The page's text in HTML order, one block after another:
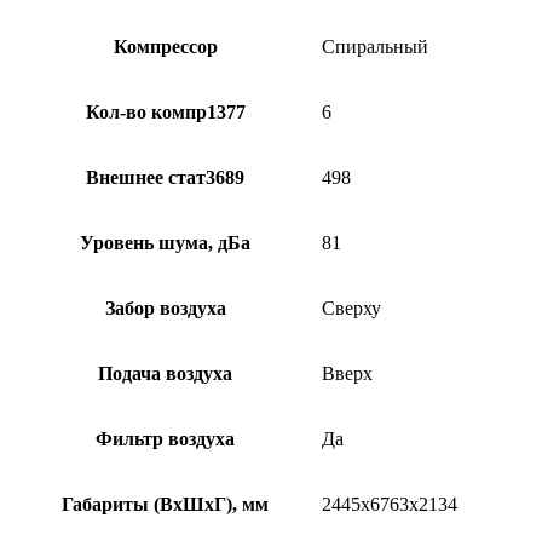
Компрессор Спиральный
Кол-во компр1377 6
Внешнее стат3689 498
Уровень шума, дБа 81
Забор воздуха Сверху
Подача воздуха Вверх
Фильтр воздуха Да
Габариты (ВхШхГ), мм 2445х6763х2134